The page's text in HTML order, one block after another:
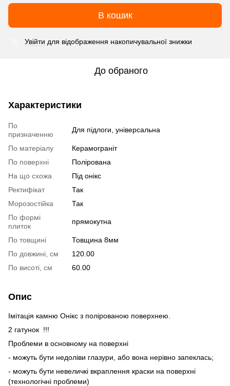
В кошик
Увійти для відображення накопичувальної знижки
До обраного
Характеристики
По
призначенню
Для підлоги, універсальна
По матеріалу
Керамограніт
По поверхні
Полірована
На що схожа
Під онікс
Ректифікат
Так
Морозостійка
Так
По формі
плиток
прямокутна
По товщині
Товщина 8мм
По довжині, см
120.00
По висоті, см
60.00
Опис
Імітація камню Онікс з полірованою поверхнею.
2 гатунок !!!
Проблеми в основному на поверхні
- можуть бути недоліви глазури, або вона нерівно запеклась;
- можуть бути невеличкі вкраплення краски на поверхні
(технологічні проблеми)